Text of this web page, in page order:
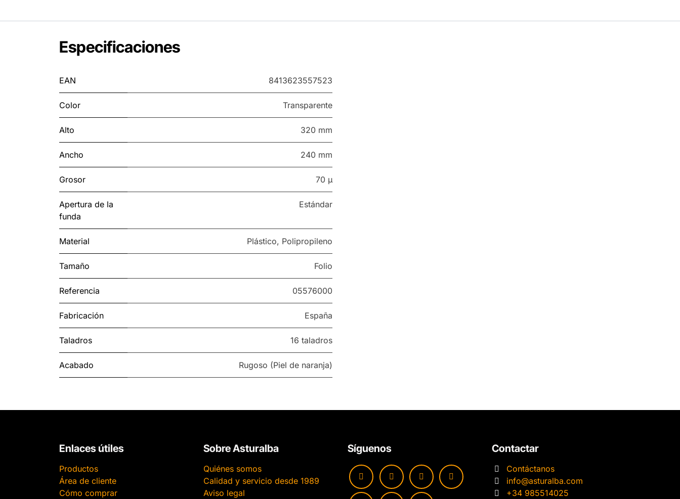
Especificaciones
EAN 8413623557523
Color Transparente
Alto 320 mm
Ancho 240 mm
Grosor 70 µ
Apertura de la
funda
Estándar
Material Plástico, Polipropileno
Tamaño Folio
Referencia 05576000
Fabricación España
Taladros 16 taladros
Acabado Rugoso (Piel de naranja)
Enlaces útiles
Productos
Área de cliente
Cómo comprar
Sobre Asturalba
Quiénes somos
Calidad y servicio desde 1989
Aviso legal
Síguenos Contactar
Contáctanos
info@asturalba.com
+34 985514025